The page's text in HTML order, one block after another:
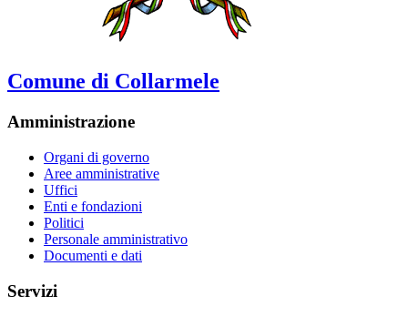
Comune di Collarmele
Amministrazione
Organi di governo
Aree amministrative
Uffici
Enti e fondazioni
Politici
Personale amministrativo
Documenti e dati
Servizi